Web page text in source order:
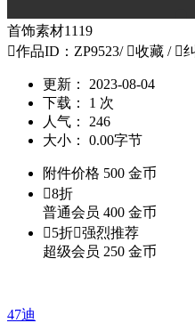
首饰素材1119
作品ID：ZP9523/ 收藏 / 
更新：
2023-08-04
下载：
1 次
人气：
246
大小：
0.00字节
附件价格 500 金币
8折
普通会员 400 金币
5折强烈推荐
超级会员 250 金币
47迪